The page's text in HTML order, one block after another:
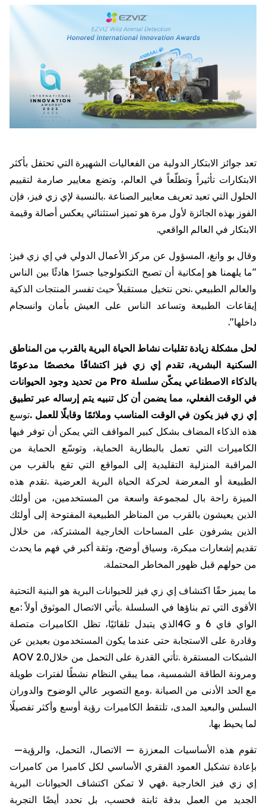
تعد جوائز الابتكار الدولية من الفعاليات الشهيرة التي تحتفل بأكثر
الابتكارات تأثيراً وتطلّعاً في العالم، وتضع معايير صارمة لتقييم
الحلول التي تعيد تعريف معايير الصناعة .بالنسبة لإي زي فيز، فإن
الفوز بهذه الجائزة لأول مرة هو تميز استثنائي يعكس أصالة وقيمة
الابتكار في العالم الواقعي.
وقال بو وانغ، المسؤول عن مركز الأعمال الدولي في إي زي فيز :
"ما يلهمنا هو إمكانية أن تصبح التكنولوجيا جسرًا هادئًا بين الناس
والعالم الطبيعي .نحن نتخيل مستقبلاً حيث تفسر المنتجات الذكية
إيقاعات الطبيعة وتساعد الناس على العيش بأمان وانسجام
داخلها."
لحل مشكلة زيادة تقلبات نشاط الحياة البرية بالقرب من المناطق
السكنية البشرية، تقدم إي زي فيز اكتشافًا مخصصًا مدعومًا
بالذكاء الاصطناعي يمكّن سلسلة Pro من تحديد وجود الحيوانات
في الوقت الفعلي، مما يضمن أن كل تنبيه يتم إرساله عبر تطبيق
إي زي فيز يكون في الوقت المناسب وملائمًا وقابلًا للعمل .توسع
هذه الذكاء المضاف بشكل كبير المواقف التي يمكن أن توفر فيها
الكاميرات التي تعمل بالبطارية الحماية، وتوسّع الحماية من
المراقبة المنزلية التقليدية إلى المواقع التي تقع بالقرب من
الطبيعة أو المعرضة لحركة الحياة البرية العرضية .تقدم هذه
الميزة راحة بال لمجموعة واسعة من المستخدمين، من أولئك
الذين يعيشون بالقرب من المناظر الطبيعية المفتوحة إلى أولئك
الذين يشرفون على المساحات الخارجية المشتركة، من خلال
تقديم إشعارات مبكرة، وسياق أوضح، وثقة أكبر في فهم ما يحدث
من حولهم قبل ظهور المخاطر المحتملة.
ما يميز حقًا اكتشاف إي زي فيز للحيوانات البرية هو البنية التحتية
الأقوى التي تم بناؤها في السلسلة .يأتي الاتصال الموثوق أولاً:مع
الواي فاي 6 و 4Gالذي يتبدل تلقائيًا، تظل الكاميرات متصلة
وقادرة على الاستجابة حتى عندما يكون المستخدمون بعيدين عن
الشبكات المستقرة .تأتي القدرة على التحمل من خلالAOV 2.0
ومرونة الطاقة الشمسية، مما يبقي النظام نشطًا لفترات طويلة
مع الحد الأدنى من الصيانة .ومع التصوير عالي الوضوح والدوران
السلس والبعيد المدى، تلتقط الكاميرات رؤية أوسع وأكثر تفصيلًا
لما يحيط بها.
تقوم هذه الأساسيات المعززة — الاتصال، التحمل، والرؤية—
بإعادة تشكيل العمود الفقري الأساسي لكل كاميرا من كاميرات
إي زي فيز الخارجية .فهي لا تمكن اكتشاف الحيوانات البرية
الجديد من العمل بدقة ثابتة فحسب، بل تحدد أيضًا التجربة